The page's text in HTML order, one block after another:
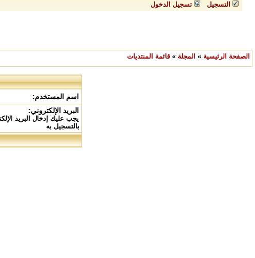
التسجيل تسجيل الدخول
الصفحة الرئيسية » المجلة » قائمة المنتديات
اسم المستخدم:
البريد الإلكتروني:
يجب عليك إدخال البريد
بالتسجيل به